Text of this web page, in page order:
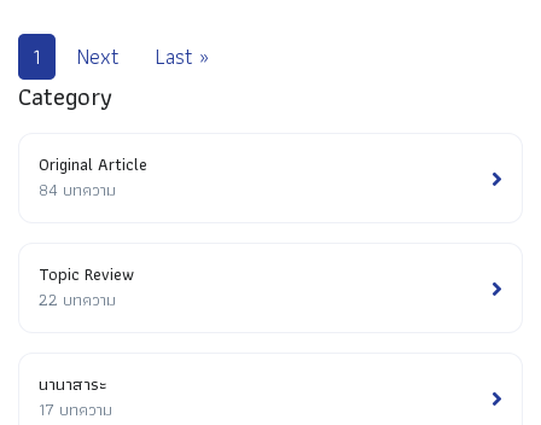
1 Next Last »
Category
Original Article
84 บทความ
Topic Review
22 บทความ
นานาสาระ
17 บทความ